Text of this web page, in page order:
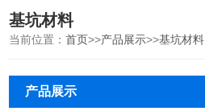
基坑材料
当前位置：首页>>产品展示>>基坑材料
产品展示